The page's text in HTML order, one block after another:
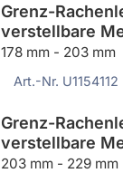
Grenz-
verstellbare
178 mm - 203 mm
Art.-Nr. U1154112
Grenz-
verstellbare
203 mm - 229 mm